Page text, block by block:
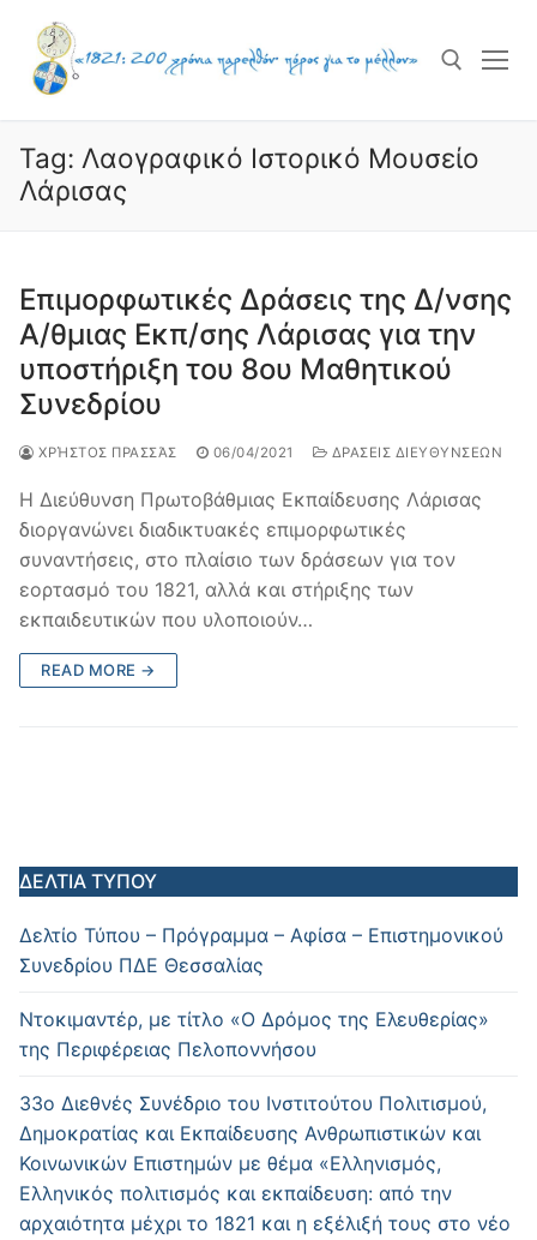
content
Search for:
Tag: Λαογραφικό Ιστορικό Μουσείο
Λάρισας
Επιμορφωτικές Δράσεις της Δ/νσης
Α/θμιας Εκπ/σης Λάρισας για την
υποστήριξη του 8ου Μαθητικού
Συνεδρίου
ΧΡΉΣΤΟΣ ΠΡΑΣΣΆΣ 06/04/2021 ΔΡΑΣΕΙΣ ΔΙΕΥΘΥΝΣΕΩΝ
Η Διεύθυνση Πρωτοβάθμιας Εκπαίδευσης Λάρισας
διοργανώνει διαδικτυακές επιμορφωτικές
συναντήσεις, στο πλαίσιο των δράσεων για τον
εορτασμό του 1821, αλλά και στήριξης των
εκπαιδευτικών που υλοποιούν…
READ MORE →
ΔΕΛΤΙΑ ΤΥΠΟΥ
Δελτίο Τύπου – Πρόγραμμα – Αφίσα – Επιστημονικού
Συνεδρίου ΠΔΕ Θεσσαλίας
Ντοκιμαντέρ, με τίτλο «Ο Δρόμος της Ελευθερίας»
της Περιφέρειας Πελοποννήσου
33ο Διεθνές Συνέδριο του Ινστιτούτου Πολιτισμού,
Δημοκρατίας και Εκπαίδευσης Ανθρωπιστικών και
Κοινωνικών Επιστημών με θέμα «Ελληνισμός,
Ελληνικός πολιτισμός και εκπαίδευση: από την
αρχαιότητα μέχρι το 1821 και η εξέλιξή τους στο νέο